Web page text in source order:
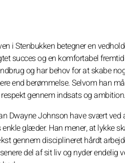
i Stenbukken betegner en
succes og en komfortabel
og har behov for at skabe
end berømmelse. Selvom han
gennem indsats og ambition.
Dwayne Johnson have svært
glæder. Han mener, at lykke
gennem disciplineret hårdt
del af sit liv og nyder